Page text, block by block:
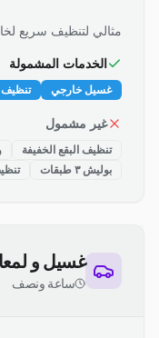
مثالي لتنظيف سريع
الخدمات المشمولة
غسيل خارجي تنظيف
غير مشمول
تنظيف البقع الخفيفة
بوليش ٣ طبقات
غسيل و
ساعة ونصف